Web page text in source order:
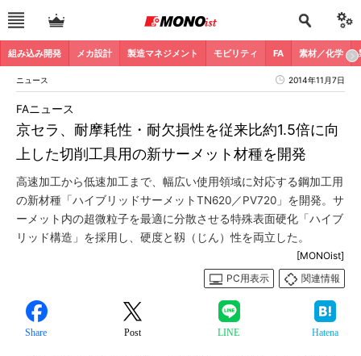
組み込み開発 メカ設計 製造マネジメント モビリティ FA 素材／化学
ニュース 2014年11月7日
京セラ、耐摩耗性・耐欠損性を従来比約1.5倍に向
上した切削工具用の新サーメット材種を開発
FAニュース
高速加工から低速加工まで、幅広い使用領域に対応する鋼加工用
の新材種「ハイブリッドサーメットTN620／PV720」を開発。サ
ーメット内の超微粒子を最適に分散させる特殊表面硬化「ハイブ
リッド構造」を採用し、硬度と靱（じん）性を両立した。
[MONOist]
PC用表示
関連情報
Share Post LINE Hatena